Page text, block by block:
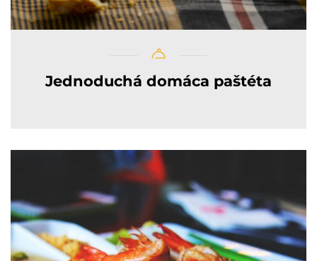
Jednoduchá domáca paštéta